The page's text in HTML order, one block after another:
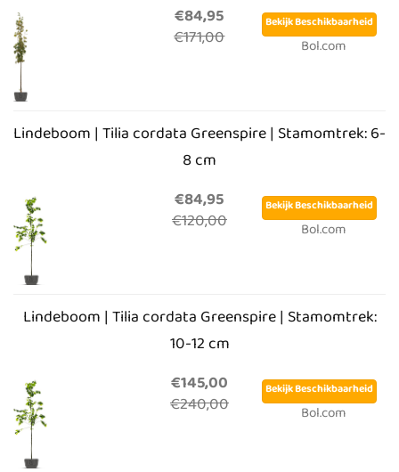
€84,95
€171,00 Bekijk Beschikbaarheid
Bol.com
Lindeboom | Tilia cordata Greenspire | Stamomtrek: 6-
8 cm
€84,95
€120,00 Bekijk Beschikbaarheid
Bol.com
Lindeboom | Tilia cordata Greenspire | Stamomtrek:
10-12 cm
€145,00
€240,00 Bekijk Beschikbaarheid
Bol.com